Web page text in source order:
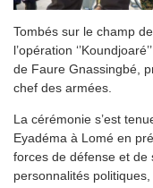
Tombés sur le champ
l’opération
de Faure Gnassingbé,
chef des armées.
La cérémonie s’est
Eyadéma à Lomé en
forces de défense et de
personnalités